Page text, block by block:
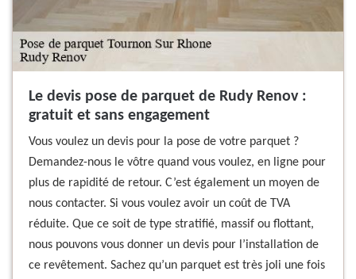
Le devis pose de parquet de Rudy Renov :
gratuit et sans engagement
Vous voulez un devis pour la pose de votre parquet ?
Demandez-nous le vôtre quand vous voulez, en ligne pour
plus de rapidité de retour. C’est également un moyen de
nous contacter. Si vous voulez avoir un coût de TVA
réduite. Que ce soit de type stratifié, massif ou flottant,
nous pouvons vous donner un devis pour l’installation de
ce revêtement. Sachez qu’un parquet est très joli une fois